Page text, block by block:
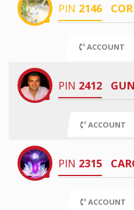
PIN 2146 COR
ACCOUNT
PIN 2412
ACCOUNT
PIN 2315
ACCOUNT